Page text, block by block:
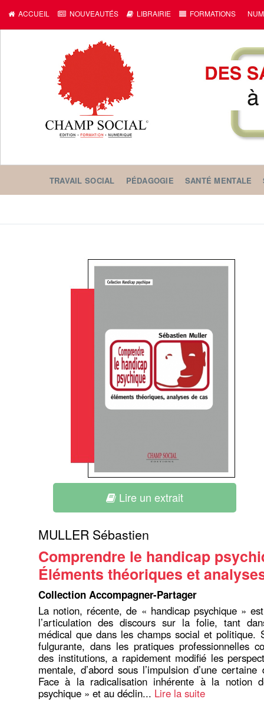
ACCUEIL NOUVEAUTÉS LIBRAIRIE FORMATIONS
TRAVAIL SOCIAL PÉDAGOGIE SANTÉ MENTALE
Lire un extrait
MULLER Sébastien
Comprendre le handicap
Éléments théoriques et
Collection Accompagner-Partager
La notion, récente, de « handicap psychique »
l’articulation des discours sur la folie, tant
médical que dans les champs social et politique.
fulgurante, dans les pratiques professionnelles
des institutions, a rapidement modifié les
mentale, d’abord sous l’impulsion d’une certaine
Face à la radicalisation inhérente à la notion
psychique » et au déclin... Lire la suite